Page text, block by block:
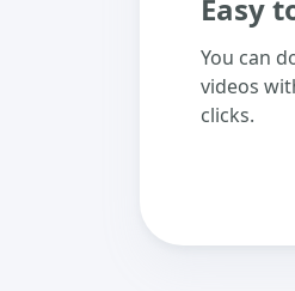
Easy
You can
videos
clicks.